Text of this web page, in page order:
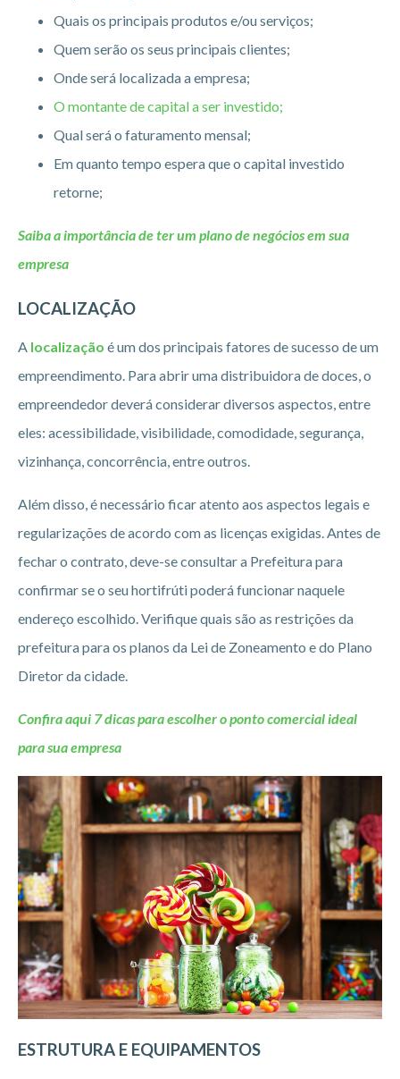
Quais os principais produtos e/ou serviços;
Quem serão os seus principais clientes;
Onde será localizada a empresa;
O montante de capital a ser investido;
Qual será o faturamento mensal;
Em quanto tempo espera que o capital investido
retorne;
Saiba a importância de ter um plano de negócios em sua
empresa
LOCALIZAÇÃO
A localização é um dos principais fatores de sucesso de um
empreendimento. Para abrir uma distribuidora de doces, o
empreendedor deverá considerar diversos aspectos, entre
eles: acessibilidade, visibilidade, comodidade, segurança,
vizinhança, concorrência, entre outros.
Além disso, é necessário ficar atento aos aspectos legais e
regularizações de acordo com as licenças exigidas. Antes de
fechar o contrato, deve-se consultar a Prefeitura para
confirmar se o seu hortifrúti poderá funcionar naquele
endereço escolhido. Verifique quais são as restrições da
prefeitura para os planos da Lei de Zoneamento e do Plano
Diretor da cidade.
Confira aqui 7 dicas para escolher o ponto comercial ideal
para sua empresa
ESTRUTURA E EQUIPAMENTOS